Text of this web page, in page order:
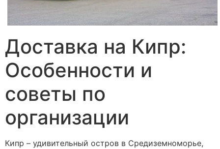
Доставка на Кипр:
Особенности и
советы по
организации
Кипр – удивительный остров в Средиземноморье,